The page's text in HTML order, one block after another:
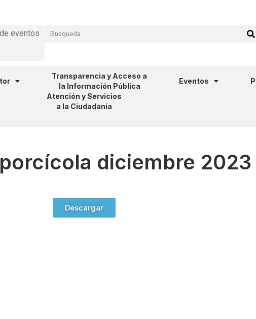
eventos
Transparencia y Acceso a
la Información Pública
Eventos
Atención y Servicios
a la Ciudadanía
diciembre 2023
Descargar